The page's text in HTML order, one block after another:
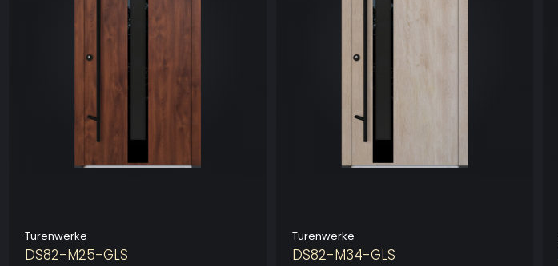
Turenwerke
DS82-M25-GLS
Turenwerke
DS82-M34-GLS